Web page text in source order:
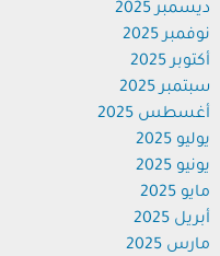
ديسمبر 2025
نوفمبر 2025
أكتوبر 2025
سبتمبر 2025
أغسطس 2025
يوليو 2025
يونيو 2025
مايو 2025
أبريل 2025
مارس 2025